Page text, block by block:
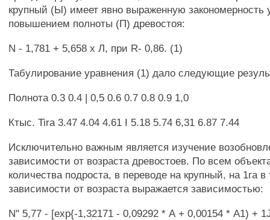
крупный (Ы) имеет явно выраженную закономерность
повышением полноты (П) древостоя:
N - 1,781 + 5,658 х Л, при R- 0,86. (1)
Табулирование уравнения (1) дало следующие
Полнота 0.3 0.4 | 0,5 0.6 0.7 0.8 0.9 1,0
Ктыс. Tira 3.47 4.04 4.61 I 5.18 5.74 6,31 6.87 7.44
Исключительно важным является изучение
зависимости от возраста древостоев. По всем
количества подроста, в переводе на крупный, на 1га
зависимости от возраста выражается зависимостью:
N" 5,77 - [ехр{-1,32171 - 0,09292 * А + 0,00154 * А1) +